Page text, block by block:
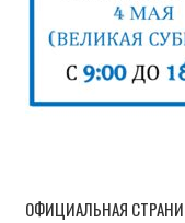
ОФИЦИАЛЬНАЯ